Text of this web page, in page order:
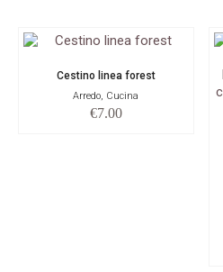
Cestino linea forest
Arredo, Cucina
€7.00